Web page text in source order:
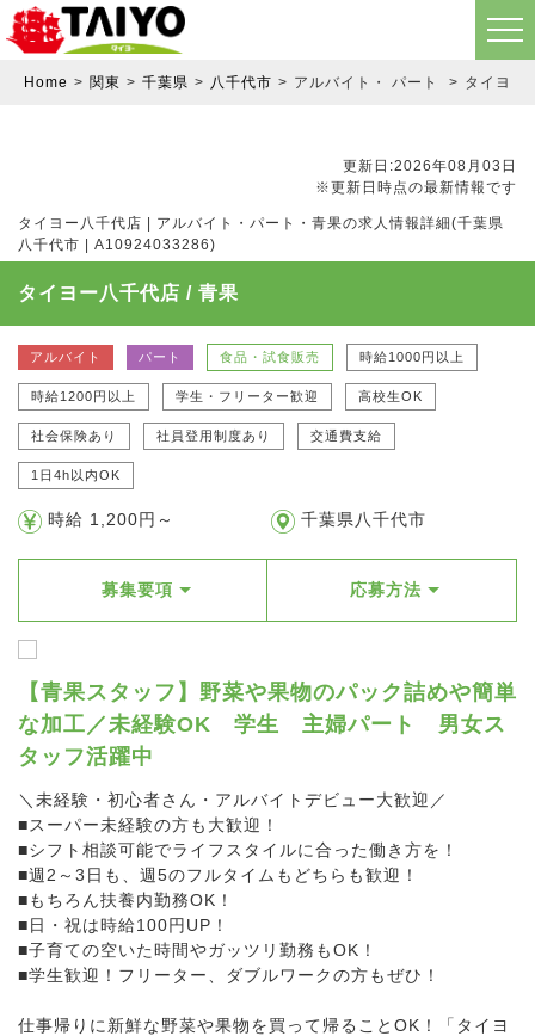
Home 関東 千葉県 八千代市 アルバイト・ パート タイヨー
更新日:2026年08月03日
※更新日時点の最新情報です
タイヨー八千代店 | アルバイト・パート・青果の求人情報詳細(千葉県
八千代市 | A10924033286)
タイヨー八千代店 / 青果
アルバイト パート 食品・試食販売 時給1000円以上
時給1200円以上 学生・フリーター歓迎 高校生OK
社会保険あり 社員登用制度あり 交通費支給
1日4h以内OK
時給 1,200円～ 千葉県八千代市
募集要項 応募方法
【青果スタッフ】野菜や果物のパック詰めや簡単
な加工／未経験OK 学生 主婦パート 男女ス
タッフ活躍中
＼未経験・初心者さん・アルバイトデビュー大歓迎／
■スーパー未経験の方も大歓迎！
■シフト相談可能でライフスタイルに合った働き方を！
■週2～3日も、週5のフルタイムもどちらも歓迎！
■もちろん扶養内勤務OK！
■日・祝は時給100円UP！
■子育ての空いた時間やガッツリ勤務もOK！
■学生歓迎！フリーター、ダブルワークの方もぜひ！
仕事帰りに新鮮な野菜や果物を買って帰ることOK！「タイヨ